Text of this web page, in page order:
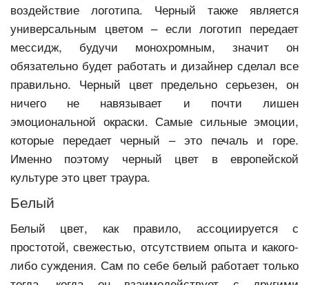
воздействие логотипа. Черный также является
универсальным цветом – если логотип передает
мессидж, будучи монохромным, значит он
обязательно будет работать и дизайнер сделал все
правильно. Черный цвет предельно серьезен, он
ничего не навязывает и почти лишен
эмоциональной окраски. Самые сильные эмоции,
которые передает черный – это печаль и горе.
Именно поэтому черный цвет в европейской
культуре это цвет траура.
Белый
Белый цвет, как правило, ассоциируется с
простотой, свежестью, отсутствием опыта и какого-
либо суждения. Сам по себе белый работает только